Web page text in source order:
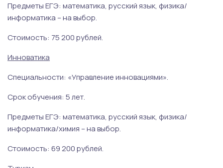
Предметы ЕГЭ: математика, русский язык, физика/
информатика – на выбор.
Стоимость: 75 200 рублей.
Инноватика
Специальности: «Управление инновациями».
Срок обучения: 5 лет.
Предметы ЕГЭ: математика, русский язык, физика/
информатика/химия – на выбор.
Стоимость: 69 200 рублей.